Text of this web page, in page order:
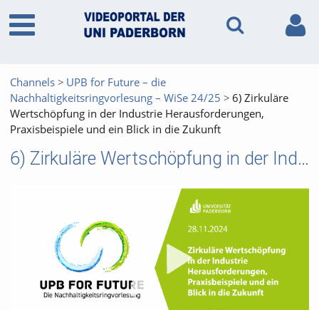
Channels
UPB for Future – die
Nachhaltigkeitsringvorlesung – WiSe 24/25
6) Zirkuläre
Wertschöpfung in der Industrie Herausforderungen,
Praxisbeispiele und ein Blick in die Zukunft
6) Zirkuläre Wertschöpfung in der Industrie Herausforderungen, Praxisbeispiele und ein Blick in die Zukunft